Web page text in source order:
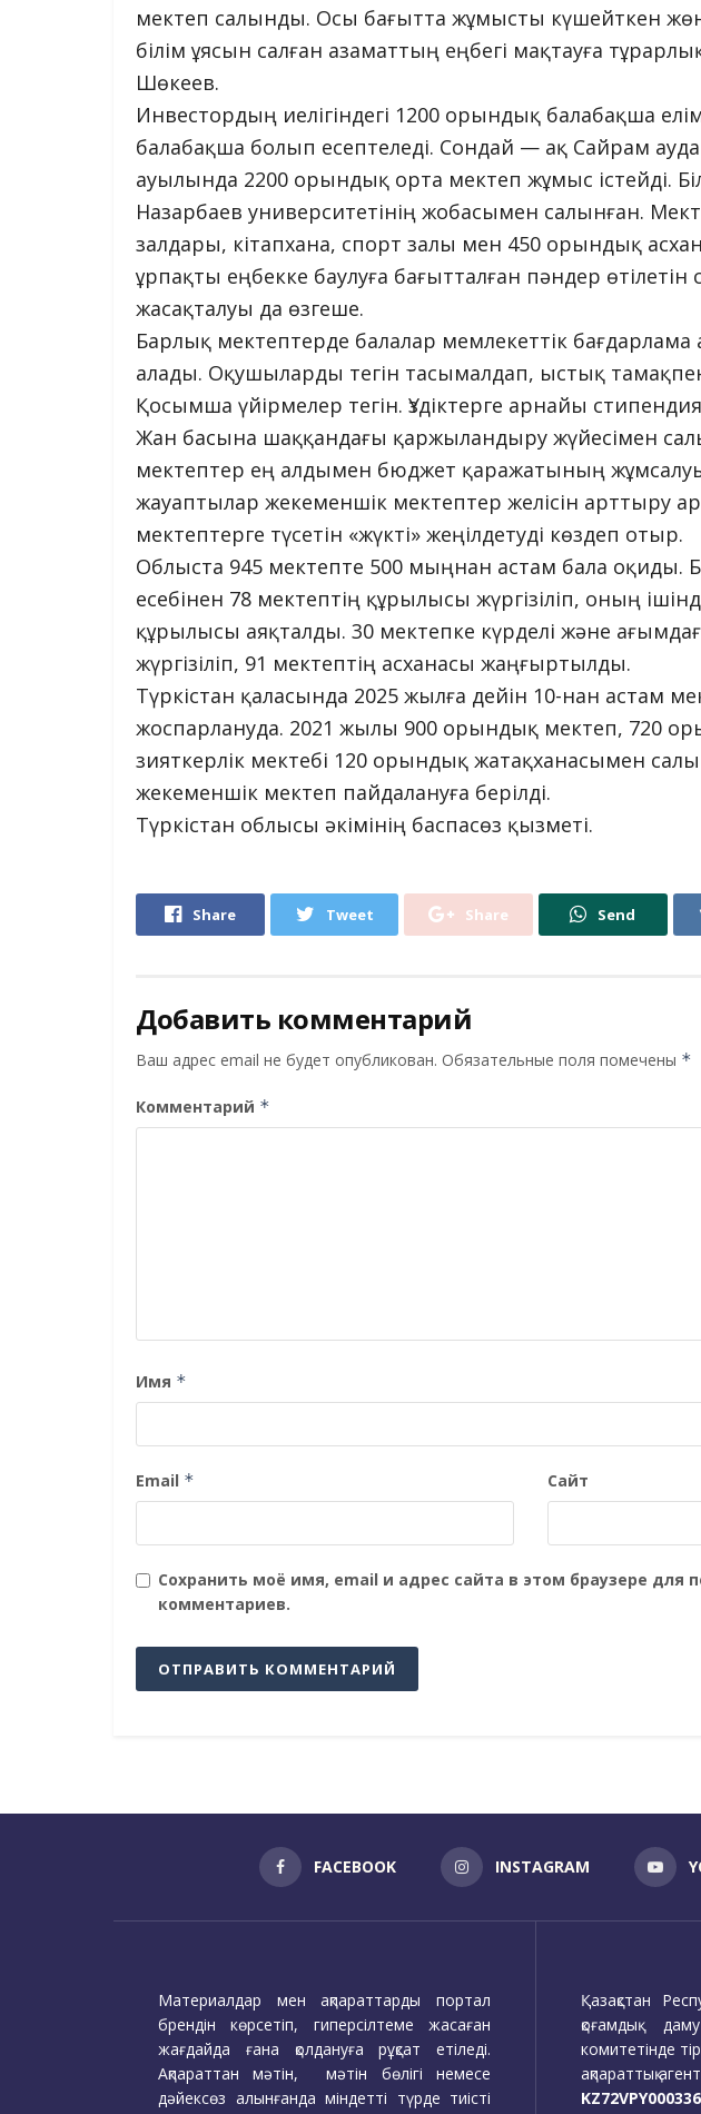
мектеп салынды. Осы бағытта жұмысты күшейткен
білім ұясын салған азаматтың еңбегі мақтауға
Шөкеев.
Инвестордың иелігіндегі 1200 орындық балабақша
балабақша болып есептеледі. Сондай — ақ Сайрам
ауылында 2200 орындық орта мектеп жұмыс істейді.
Назарбаев университетінің жобасымен салынған.
залдары, кітапхана, спорт залы мен 450 орындық
ұрпақты еңбекке баулуға бағытталған пәндер
жасақталуы да өзгеше.
Барлық мектептерде балалар мемлекеттік бағдарлама
алады. Оқушыларды тегін тасымалдап, ыстық
Қосымша үйірмелер тегін. Үздіктерге арнайы
Жан басына шаққандағы қаржыландыру жүйесімен
мектептер ең алдымен бюджет қаражатының
жауаптылар жекеменшік мектептер желісін арттыру
мектептерге түсетін «жүкті» жеңілдетуді көздеп отыр.
Облыста 945 мектепте 500 мыңнан астам бала
есебінен 78 мектептің құрылысы жүргізіліп, оның
құрылысы аяқталды. 30 мектепке күрделі және
жүргізіліп, 91 мектептің асханасы жаңғыртылды.
Түркістан қаласында 2025 жылға дейін 10-нан астам
жоспарлануда. 2021 жылы 900 орындық мектеп, 720
зияткерлік мектебі 120 орындық жатақханасымен
жекеменшік мектеп пайдалануға берілді.
Түркістан облысы әкімінің баспасөз қызметі.
Share Tweet Share Send
Добавить комментарий
Ваш адрес email не будет опубликован. Обязательные поля помечены *
Комментарий *
Имя *
Email * Сайт
Сохранить моё имя, email и адрес сайта в этом браузере для
комментариев.
FACEBOOK INSTAGRAM
Материалдар мен ақпараттарды портал
брендін көрсетіп, гиперсілтеме жасаған
жағдайда ғана қолдануға рұқсат етіледі.
Ақпараттан мәтін, мәтін бөлігі немесе
дәйексөз алынғанда міндетті түрде тиісті
Қазақстан
қоғамдық
комитетінде
ақпараттық